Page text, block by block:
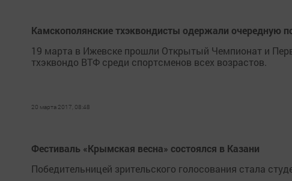
Камскополянские тхэквондисты одержали очередную
19 марта в Ижевске прошли Открытый Чемпионат и
тхэквондо ВТФ среди спортсменов всех возрастов.
20 марта 2017, 08:48
Фестиваль «Крымская весна» состоялся в Казани
Победительницей зрительского голосования стала